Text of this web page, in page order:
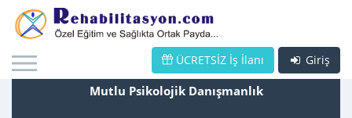
Giriş
ÜCRETSİZ İş İlanı
Mutlu Psikolojik Danışmanlık